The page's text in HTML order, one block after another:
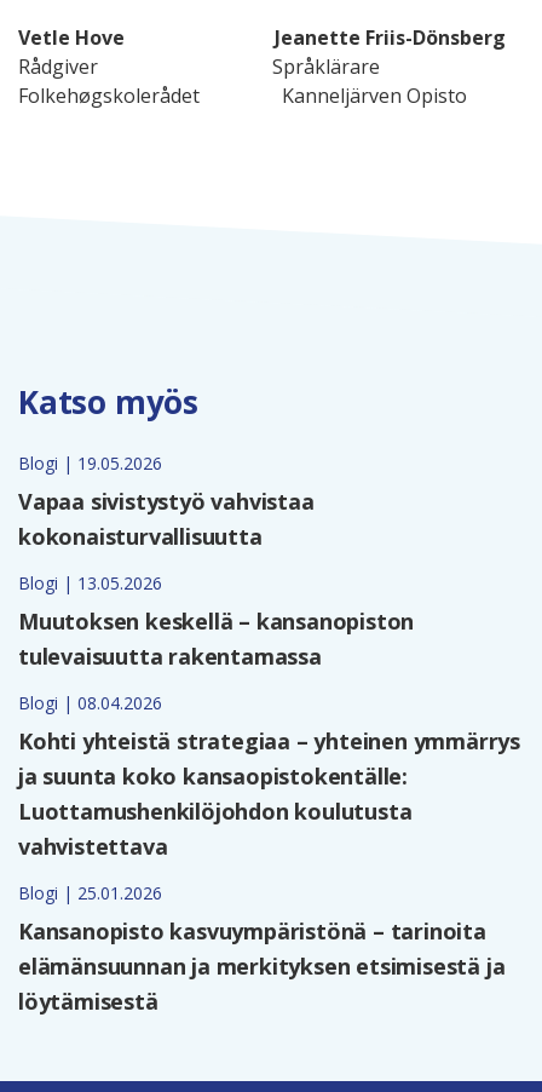
Vetle Hove
Jeanette Friis-Dönsberg
Rådgiver Språklärare
Folkehøgskolerådet Kanneljärven Opisto
Katso myös
Blogi | 19.05.2026
Vapaa sivistystyö vahvistaa
kokonaisturvallisuutta
Blogi | 13.05.2026
Muutoksen keskellä – kansanopiston
tulevaisuutta rakentamassa
Blogi | 08.04.2026
Kohti yhteistä strategiaa – yhteinen ymmärrys
ja suunta koko kansaopistokentälle:
Luottamushenkilöjohdon koulutusta
vahvistettava
Blogi | 25.01.2026
Kansanopisto kasvuympäristönä – tarinoita
elämänsuunnan ja merkityksen etsimisestä ja
löytämisestä